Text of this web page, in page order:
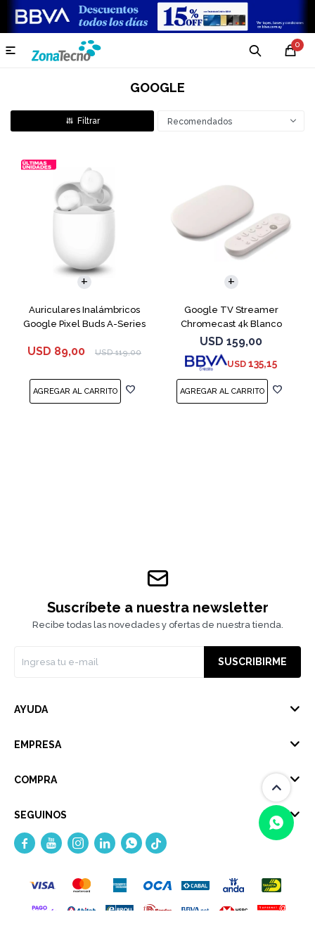
0

GOOGLE
Recomendados
Auriculares Inalámbricos
Google Pixel Buds A-Series
USD 89,00 USD 119,00
Google TV Streamer
Chromecast 4k Blanco
USD 159,00
USD 135,15
(0/4)
Suscríbete a nuestra newsletter
Recibe todas las novedades y ofertas de nuestra tienda.
SUSCRIBIRME
AYUDA
EMPRESA
COMPRA
SEGUINOS
    